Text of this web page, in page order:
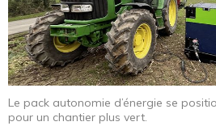
Le pack autonomie d’énergie se
pour un chantier plus vert.